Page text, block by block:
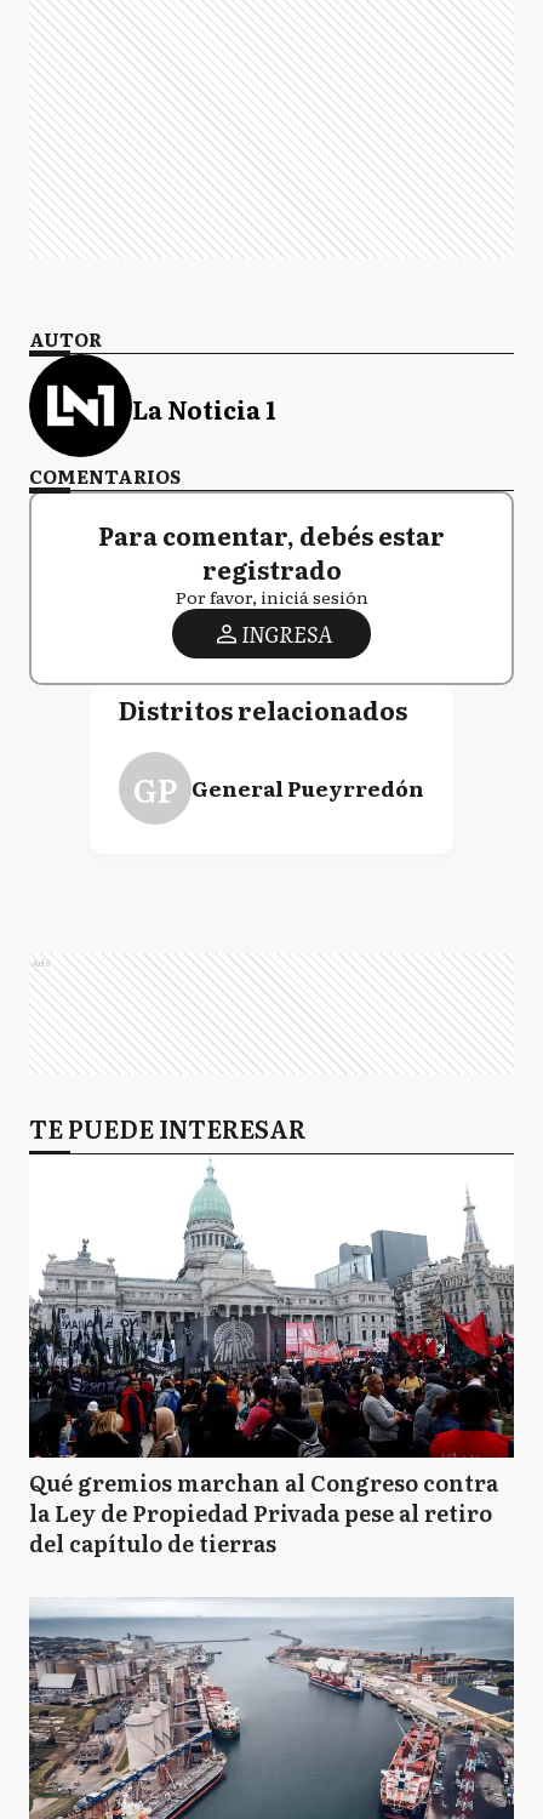
AUTOR
La Noticia 1
COMENTARIOS
Para comentar, debés estar
registrado
Por favor, iniciá sesión
INGRESA
Distritos relacionados
GP General Pueyrredón
Ads
TE PUEDE INTERESAR
Qué gremios marchan al Congreso contra
la Ley de Propiedad Privada pese al retiro
del capítulo de tierras